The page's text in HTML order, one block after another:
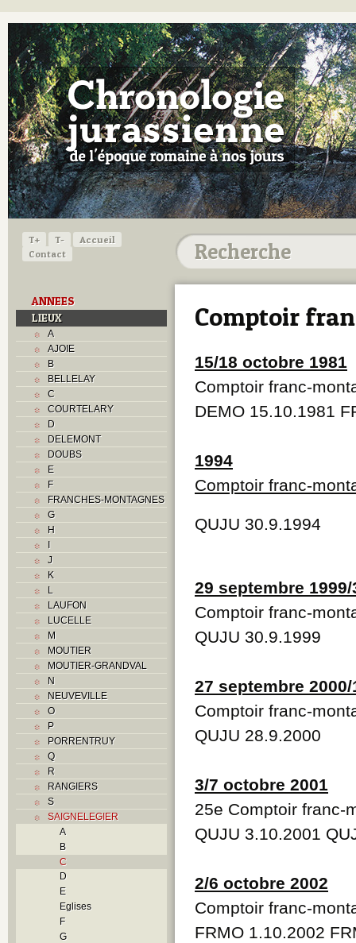
T+ T-
Accueil
Contact
ANNEES
LIEUX
A
AJOIE
B
BELLELAY
C
COURTELARY
D
DELEMONT
DOUBS
E
F
FRANCHES-MONTAGNES
G
H
I
J
K
L
LAUFON
LUCELLE
M
MOUTIER
MOUTIER-GRANDVAL
N
NEUVEVILLE
O
P
PORRENTRUY
Q
R
RANGIERS
S
SAIGNELEGIER
A
B
C
D
E
Eglises
F
G
Comptoir
15/18 octobre 1981
Comptoir franc-
DEMO 15.10.1981
1994
Comptoir franc-
QUJU 30.9.1994
29 septembre
Comptoir franc-
QUJU 30.9.1999
27 septembre
Comptoir franc-
QUJU 28.9.2000
3/7 octobre 2001
25e Comptoir franc-
QUJU 3.10.2001
2/6 octobre 2002
Comptoir franc-
FRMO 1.10.2002